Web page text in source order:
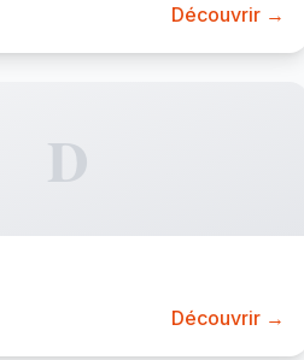
Découvrir →
D
Découvrir →